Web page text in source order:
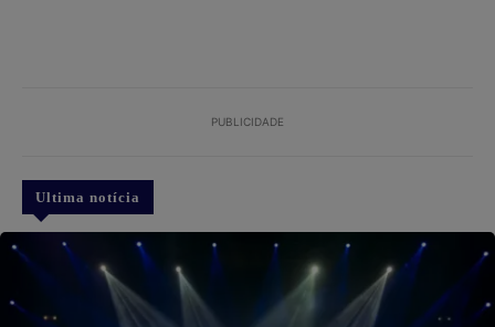
PUBLICIDADE
Ultima notícia